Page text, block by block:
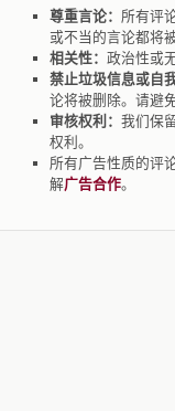
尊重言论： 所有评
或不当的言论都将
相关性： 政治性或
禁止垃圾信息或自
论将被删除。请避
审核权利： 我们保
权利。
所有广告性质的评
解广告合作。